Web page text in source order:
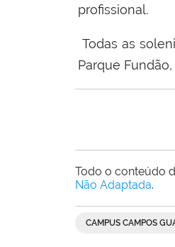
profissional.
Todas as
Parque
Todo o conteúdo
Não Adaptada.
CAMPUS CAMPOS